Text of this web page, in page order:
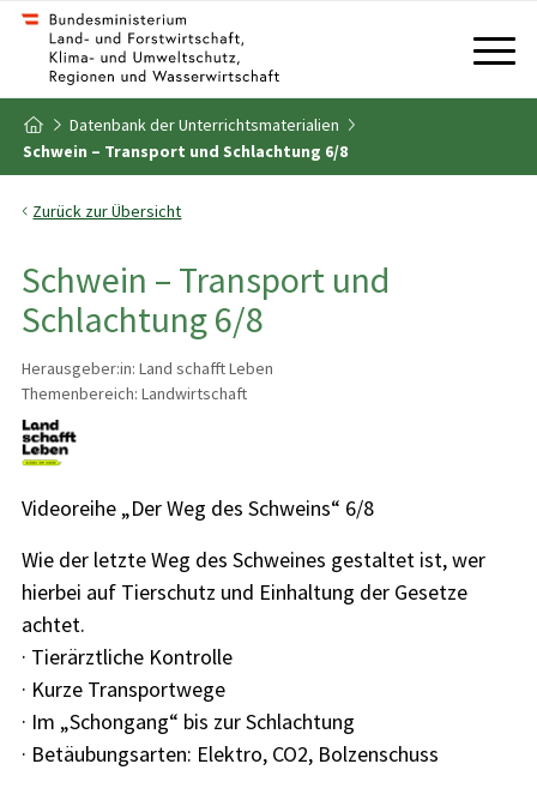
Zum Inhalt
Zum Inhaltsverzeichnis
Zur Startseite
Datenbank der Unterrichtsmaterialien
Schwein – Transport und Schlachtung 6/8
Zurück zur Übersicht
Schwein – Transport und
Schlachtung 6/8
Herausgeber:in: Land schafft Leben
Themenbereich: Landwirtschaft
Videoreihe „Der Weg des Schweins“ 6/8
Wie der letzte Weg des Schweines gestaltet ist, wer
hierbei auf Tierschutz und Einhaltung der Gesetze
achtet.
· Tierärztliche Kontrolle
· Kurze Transportwege
· Im „Schongang“ bis zur Schlachtung
· Betäubungsarten: Elektro, CO2, Bolzenschuss